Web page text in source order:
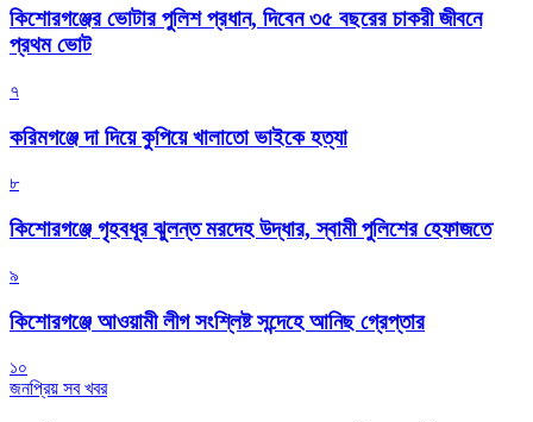
কিশোরগঞ্জের ভোটার পুলিশ প্রধান, দিবেন ৩৫ বছরের চাকরী জীবনে
প্রথম ভোট
৭
করিমগঞ্জে দা দিয়ে কুপিয়ে খালাতো ভাইকে হত্যা
৮
কিশোরগঞ্জে গৃহবধূর ঝুলন্ত মরদেহ উদ্ধার, স্বামী পুলিশের হেফাজতে
৯
কিশোরগঞ্জে আওয়ামী লীগ সংশ্লিষ্ট সন্দেহে আনিছ গ্রেপ্তার
১০
জনপ্রিয় সব খবর